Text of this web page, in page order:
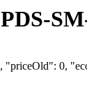
0,